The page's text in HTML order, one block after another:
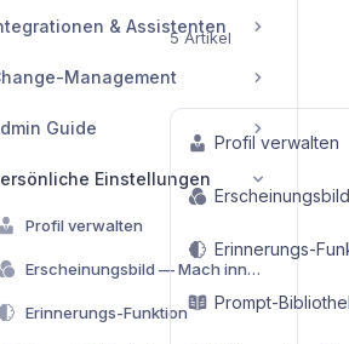
& Assistenten
Management
Guide
Einstellungen
Profil verwalten
Erscheinungsbild — Mach innoGPT zu deinem Workspace
Erinnerungs-Funktion
5 Artikel
Profil verwalten
Erinnerungs-
Prompt-